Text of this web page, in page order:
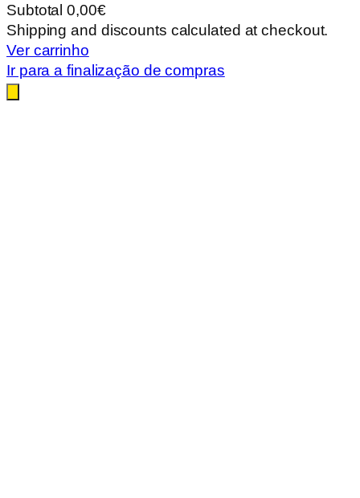
Products
in
cart
Subtotal0,00€
Shipping and discounts calculated at checkout.
Ver carrinho
Ir para a finalização de compras